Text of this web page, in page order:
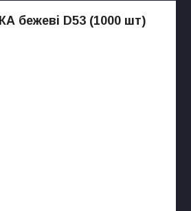
бежеві D53 (1000 шт)